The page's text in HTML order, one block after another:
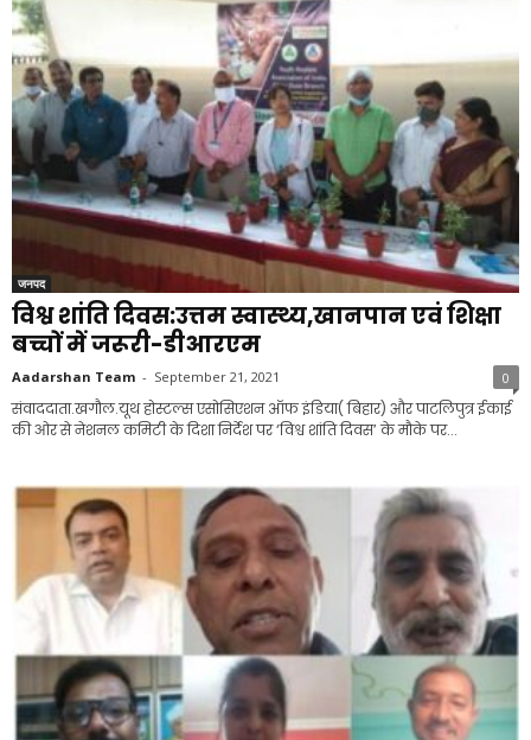
जनपद
विश्व शांति दिवस:उत्तम स्वास्थ्य,खानपान एवं शिक्षा
बच्चों में जरूरी-डीआरएम
Aadarshan Team - September 21, 2021 0
संवाददाता.खगौल.यूथ होस्टल्स एसोसिएशन ऑफ इंडिया( बिहार) और पाटलिपुत्र ईकाई
की ओर से नेशनल कमिटी के दिशा निर्देश पर ‘विश्व शांति दिवस’ के मौके पर...